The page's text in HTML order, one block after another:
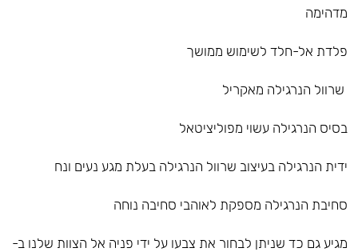
מדהימה
פלדת אל-חלד לשימוש ממושך
שרוול הנרגילה מאקריל
בסיס הנרגילה עשוי מפוליציטאל
ידית הנרגילה בעיצוב שרוול הנרגילה בעלת מגע נעים ונח
סחיבת הנרגילה מספקת לאוהבי סחיבה נוחה
מגיע גם כד שניתן לבחור את צבעו על ידי פניה אל הצוות שלנו ב-